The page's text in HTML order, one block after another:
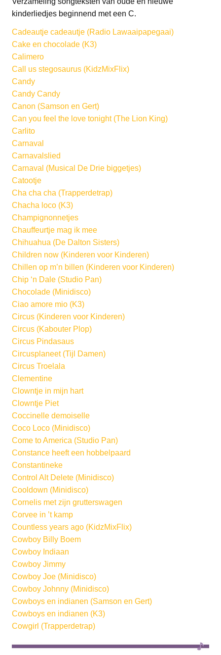
kinderliedjes beginnend met een C.
Cadeautje cadeautje (Radio Lawaaipapegaai)
Cake en chocolade (K3)
Calimero
Call us stegosaurus (KidzMixFlix)
Candy
Candy Candy
Canon (Samson en Gert)
Can you feel the love tonight (The Lion King)
Carlito
Carnaval
Carnavalslied
Carnaval (Musical De Drie biggetjes)
Catootje
Cha cha cha (Trapperdetrap)
Chacha loco (K3)
Champignonnetjes
Chauffeurtje mag ik mee
Chihuahua (De Dalton Sisters)
Children now (Kinderen voor Kinderen)
Chillen op m’n billen (Kinderen voor Kinderen)
Chip ‘n Dale (Studio Pan)
Chocolade (Minidisco)
Ciao amore mio (K3)
Circus (Kinderen voor Kinderen)
Circus (Kabouter Plop)
Circus Pindasaus
Circusplaneet (Tijl Damen)
Circus Troelala
Clementine
Clowntje in mijn hart
Clowntje Piet
Coccinelle demoiselle
Coco Loco (Minidisco)
Come to America (Studio Pan)
Constance heeft een hobbelpaard
Constantineke
Control Alt Delete (Minidisco)
Cooldown (Minidisco)
Cornelis met zijn grutterswagen
Corvee in ’t kamp
Countless years ago (KidzMixFlix)
Cowboy Billy Boem
Cowboy Indiaan
Cowboy Jimmy
Cowboy Joe (Minidisco)
Cowboy Johnny (Minidisco)
Cowboys en indianen (Samson en Gert)
Cowboys en indianen (K3)
Cowgirl (Trapperdetrap)